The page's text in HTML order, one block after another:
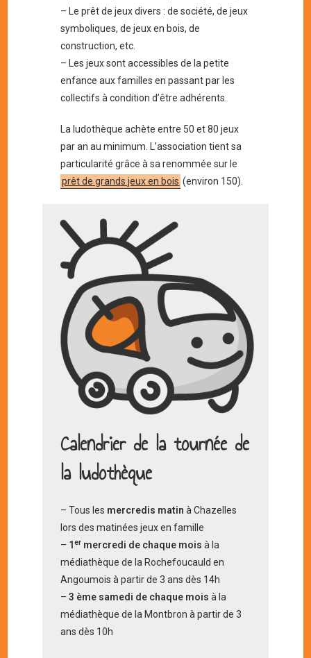
– Le prêt de jeux divers : de société, de jeux
symboliques, de jeux en bois, de
construction, etc.
– Les jeux sont accessibles de la petite
enfance aux familles en passant par les
collectifs à condition d’être adhérents.
La ludothèque achète entre 50 et 80 jeux
par an au minimum. L’association tient sa
particularité grâce à sa renommée sur le
prêt de grands jeux en bois (environ 150).
Calendrier de la tournée de
la ludothèque
– Tous les mercredis matin à Chazelles
lors des matinées jeux en famille
– 1er mercredi de chaque mois à la
médiathèque de la Rochefoucauld en
Angoumois à partir de 3 ans dès 14h
–3 ème samedi de chaque mois à la
médiathèque de la Montbron à partir de 3
ans dès 10h